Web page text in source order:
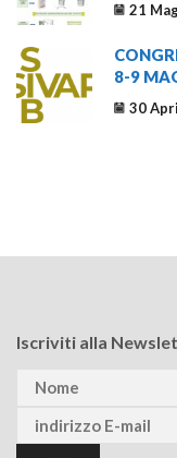
21
8-9
30
Iscriviti alla